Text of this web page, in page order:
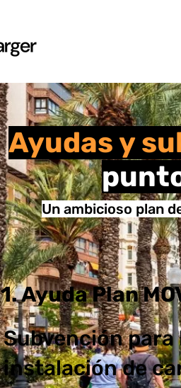
Ayudas y
Un ambicioso plan
1. Ayuda Plan
Subvención para
instalación de